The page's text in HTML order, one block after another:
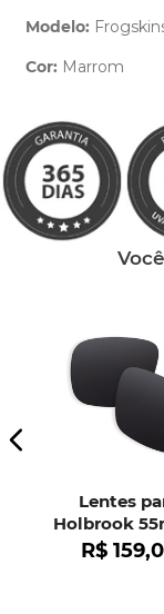
Modelo:
Cor: Marrom
Lentes
Holbrook
OO9102
R$ 159,